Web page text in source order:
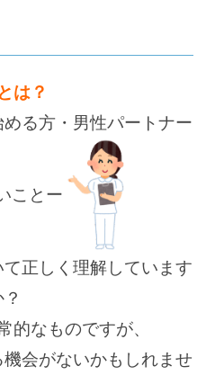
は？
る方・男性パートナー
ことー
て正しく理解しています
的なものですが、
会がないかもしれませ